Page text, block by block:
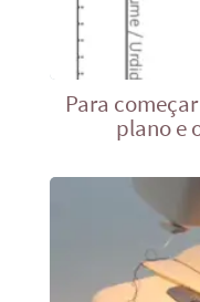
Para
plano e